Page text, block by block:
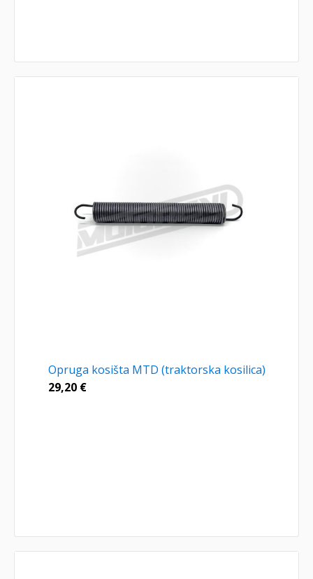
Opruga kosišta MTD (traktorska kosilica)
29,20 €